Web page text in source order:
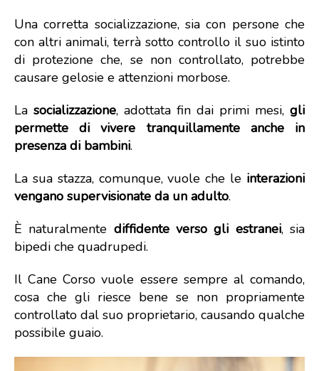
Una corretta socializzazione, sia con persone che
con altri animali, terrà sotto controllo il suo istinto
di protezione che, se non controllato, potrebbe
causare gelosie e attenzioni morbose.
La socializzazione, adottata fin dai primi mesi, gli
permette di vivere tranquillamente anche in
presenza di bambini.
La sua stazza, comunque, vuole che le interazioni
vengano supervisionate da un adulto.
È naturalmente diffidente verso gli estranei, sia
bipedi che quadrupedi.
Il Cane Corso vuole essere sempre al comando,
cosa che gli riesce bene se non propriamente
controllato dal suo proprietario, causando qualche
possibile guaio.